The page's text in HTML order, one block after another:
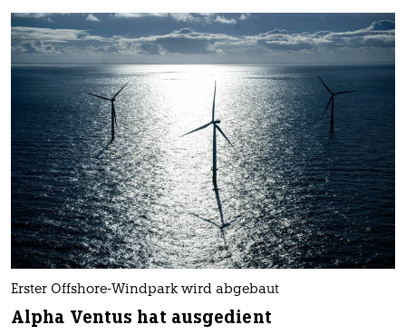
Erster Offshore-Windpark wird abgebaut
Alpha Ventus hat ausgedient